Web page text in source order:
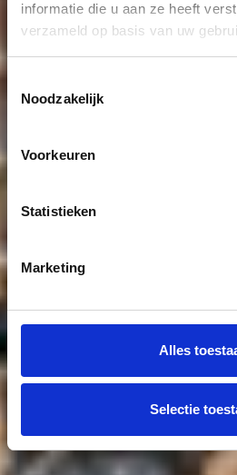
informatie die u aan ze heeft
verzameld op basis van uw
Noodzakelijk
Voorkeuren
Statistieken
Marketing
Alles
Selectie
de
Oss te